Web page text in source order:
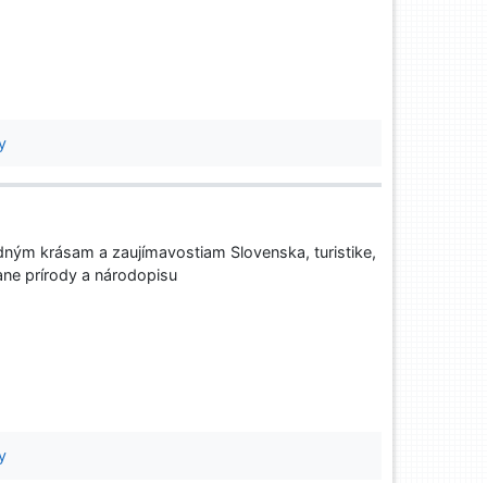
krásam a zaujímavostiam Slovenska, turistike,
prírody a národopisu